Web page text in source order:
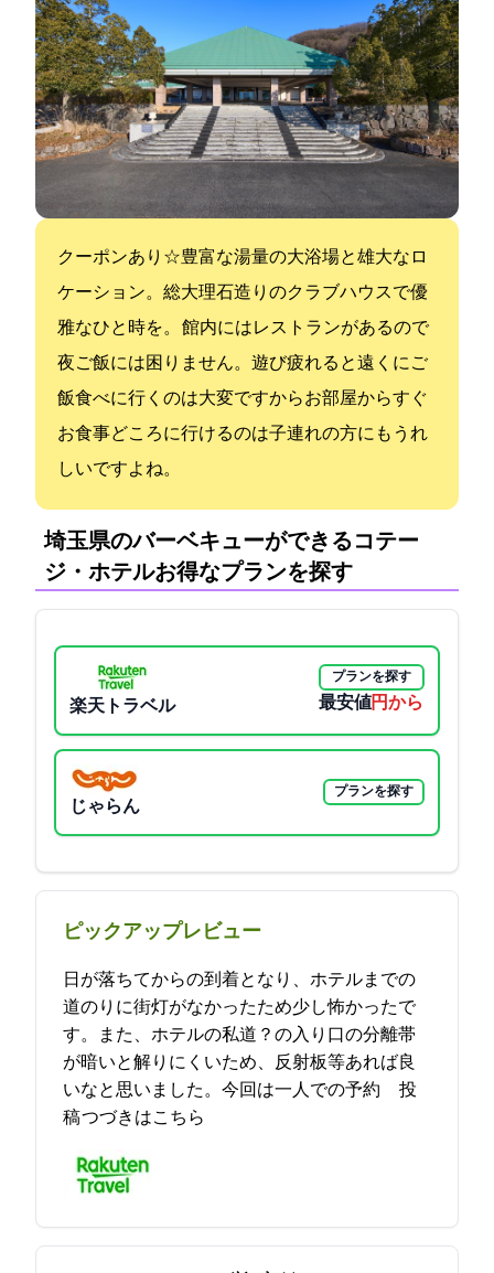
クーポンあり☆豊富な湯量の大浴場と雄大なロ
ケーション。総大理石造りのクラブハウスで優
雅なひと時を。 館内にはレストランがあるので
夜ご飯には困りません。遊び疲れると遠くにご
飯食べに行くのは大変ですからお部屋からすぐ
お食事どころに行けるのは子連れの方にもうれ
しいですよね。
埼玉県のバーベキューができるコテー
ジ・ホテル:お得なプランを探す
楽天トラベル
プランを探す
最安値4378円から
じゃらん
プランを探す
ピックアップレビュー
日が落ちてからの到着となり、ホテルまでの
道のりに街灯がなかったため少し怖かったで
す。また、ホテルの私道？の入り口の分離帯
が暗いと解りにくいため、反射板等あれば良
いなと思いました。今回は一人での予約… 2021-09-28 16:22:54投
稿つづきはこちら